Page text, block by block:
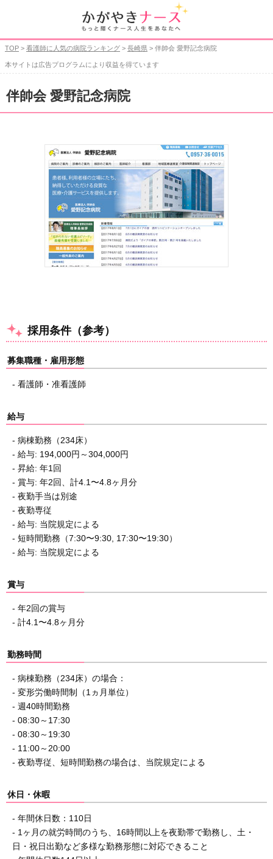
TOP > 看護師に人気の病院ランキング > 長崎県 > 伴帥会 愛野記念病院
本サイトは広告プログラムにより収益を得ています
伴帥会 愛野記念病院
採用条件（参考）
募集職種・雇用形態
- 看護師・准看護師
給与
- 病棟勤務（234床）
- 給与: 194,000円～304,000円
- 昇給: 年1回
- 賞与: 年2回、計4.1〜4.8ヶ月分
- 夜勤手当は別途
- 夜勤専従
- 給与: 当院規定による
- 短時間勤務（7:30〜9:30, 17:30〜19:30）
- 給与: 当院規定による
賞与
- 年2回の賞与
- 計4.1〜4.8ヶ月分
勤務時間
- 病棟勤務（234床）の場合：
- 変形労働時間制（1ヵ月単位）
- 週40時間勤務
- 08:30～17:30
- 08:30～19:30
- 11:00～20:00
- 夜勤専従、短時間勤務の場合は、当院規定による
休日・休暇
- 年間休日数：110日
- 1ヶ月の就労時間のうち、16時間以上を夜勤帯で勤務し、土・
日・祝日出勤など多様な勤務形態に対応できること